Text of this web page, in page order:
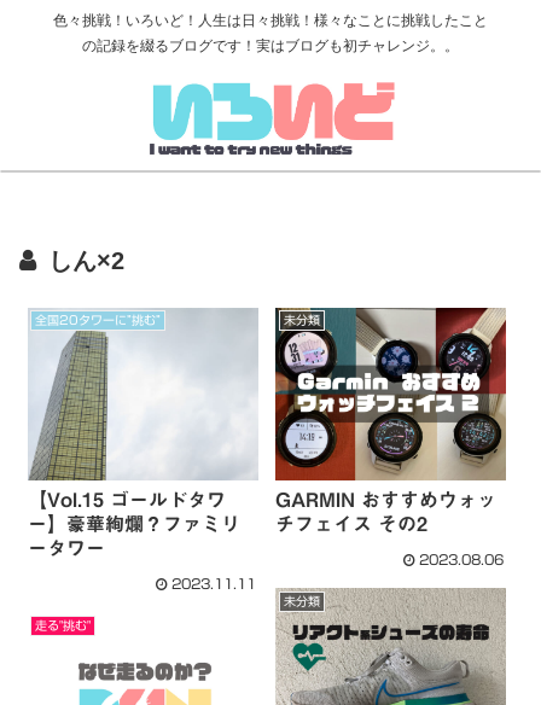
色々挑戦！いろいど！人生は日々挑戦！様々なことに挑戦したこと
の記録を綴るブログです！実はブログも初チャレンジ。。
しん×2
全国20タワーに”挑む”
【Vol.15 ゴールドタワ
ー】豪華絢爛？ファミリ
ータワー
2023.11.11
未分類
GARMIN おすすめウォッ
チフェイス その2
2023.08.06
未分類
走る"挑む"